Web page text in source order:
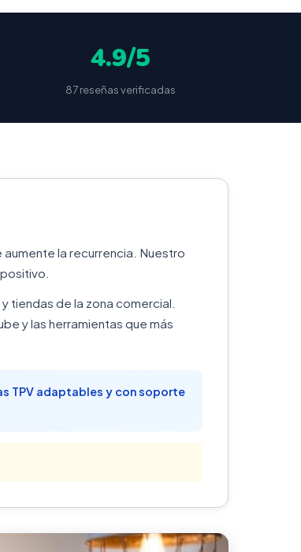
4.9/5
87 reseñas verificadas
la recurrencia. Nuestro
de la zona comercial.
y las herramientas que más
TPV adaptables y con soporte